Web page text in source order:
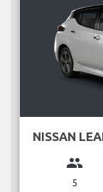
NISSAN
group
5